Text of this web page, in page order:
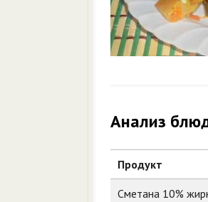
Анализ
Продукт
Сметана 10%